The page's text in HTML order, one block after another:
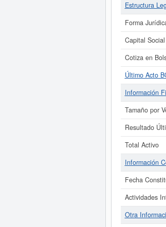
Estructura
Forma
Capital Social
Cotiza en
Último Acto
Información
Tamaño por
Resultado
Total Activo
Información
Fecha
Actividades
Otra